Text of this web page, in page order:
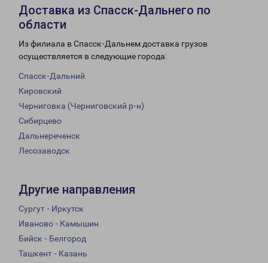
Доставка из Спасск-Дальнего по
области
Из филиала в Спасск-Дальнем доставка грузов
осуществляется в следующие города:
Спасск-Дальний
Кировский
Черниговка (Черниговский р-н)
Сибирцево
Дальнереченск
Лесозаводск
Другие направления
Сургут - Иркутск
Иваново - Камышин
Бийск - Белгород
Ташкент - Казань